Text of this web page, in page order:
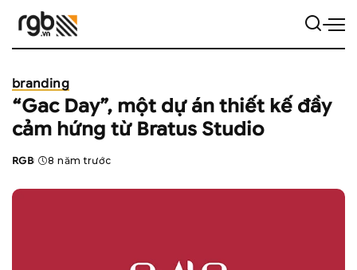
branding
“Gac Day”, một dự án thiết kế đầy
cảm hứng từ Bratus Studio
Posted
RGB 8 năm trước